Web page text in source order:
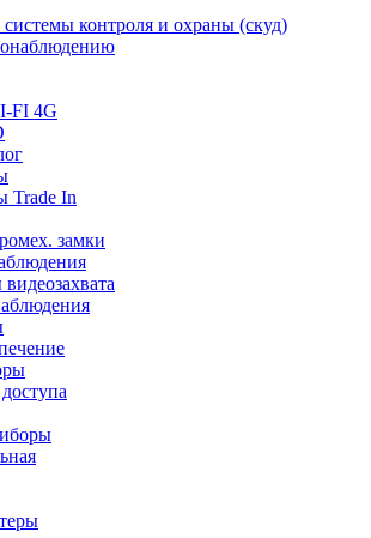
контроля и охраны (скуд)
FI 4G
Trade In
замки